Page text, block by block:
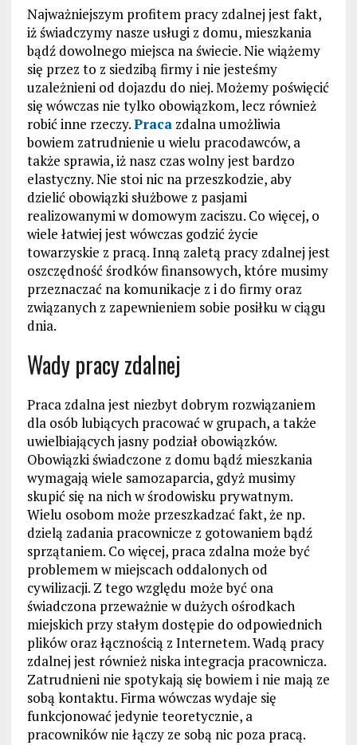
Najważniejszym profitem pracy zdalnej jest fakt,
iż świadczymy nasze usługi z domu, mieszkania
bądź dowolnego miejsca na świecie. Nie wiążemy
się przez to z siedzibą firmy i nie jesteśmy
uzależnieni od dojazdu do niej. Możemy poświęcić
się wówczas nie tylko obowiązkom, lecz również
robić inne rzeczy.Pracazdalna umożliwia
bowiem zatrudnienie u wielu pracodawców, a
także sprawia, iż nasz czas wolny jest bardzo
elastyczny. Nie stoi nic na przeszkodzie, aby
dzielić obowiązki służbowe z pasjami
realizowanymi w domowym zaciszu. Co więcej, o
wiele łatwiej jest wówczas godzić życie
towarzyskie z pracą. Inną zaletą pracy zdalnej jest
oszczędność środków finansowych, które musimy
przeznaczać na komunikacje z i do firmy oraz
związanych z zapewnieniem sobie posiłku w ciągu
dnia.
Wady pracy zdalnej
Praca zdalna jest niezbyt dobrym rozwiązaniem
dla osób lubiących pracować w grupach, a także
uwielbiających jasny podział obowiązków.
Obowiązki świadczone z domu bądź mieszkania
wymagają wiele samozaparcia, gdyż musimy
skupić się na nich w środowisku prywatnym.
Wielu osobom może przeszkadzać fakt, że np.
dzielą zadania pracownicze z gotowaniem bądź
sprzątaniem. Co więcej, praca zdalna może być
problemem w miejscach oddalonych od
cywilizacji. Z tego względu może być ona
świadczona przeważnie w dużych ośrodkach
miejskich przy stałym dostępie do odpowiednich
plików oraz łącznością z Internetem. Wadą pracy
zdalnej jest również niska integracja pracownicza.
Zatrudnieni nie spotykają się bowiem i nie mają ze
sobą kontaktu. Firma wówczas wydaje się
funkcjonować jedynie teoretycznie, a
pracowników nie łączy ze sobą nic poza pracą.